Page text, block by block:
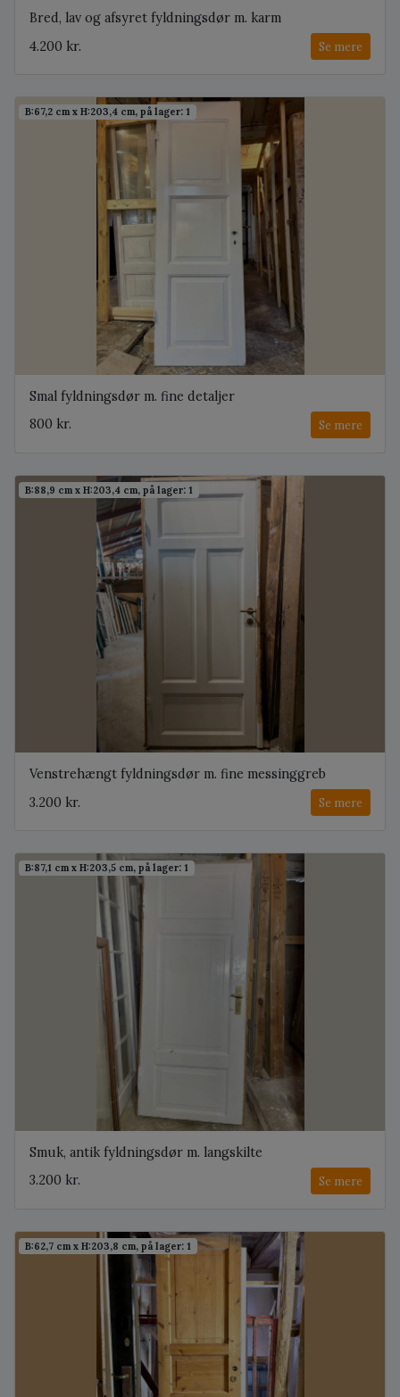
Bred, lav og afsyret fyldningsdør m. karm
4.200 kr.
Se mere
B:67,2 cm x H:203,4 cm, på lager: 1
Smal fyldningsdør m. fine detaljer
800 kr.
Se mere
B:88,9 cm x H:203,4 cm, på lager: 1
Venstrehængt fyldningsdør m. fine messinggreb
3.200 kr.
Se mere
B:87,1 cm x H:203,5 cm, på lager: 1
Smuk, antik fyldningsdør m. langskilte
3.200 kr.
Se mere
B:62,7 cm x H:203,8 cm, på lager: 1